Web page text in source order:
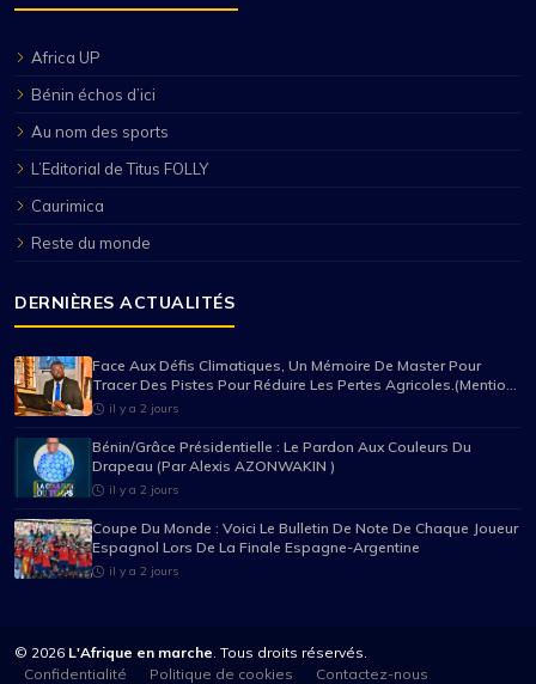
Africa UP
Bénin échos d’ici
Au nom des sports
L’Editorial de Titus FOLLY
Caurimica
Reste du monde
DERNIÈRES ACTUALITÉS
Face Aux Défis Climatiques, Un Mémoire De Master Pour
Tracer Des Pistes Pour Réduire Les Pertes Agricoles.(Mention
Très Bien Pour Mario Pancrace Sossou-Houessou)
il y a 2 jours
Bénin/Grâce Présidentielle : Le Pardon Aux Couleurs Du
Drapeau (Par Alexis AZONWAKIN )
il y a 2 jours
Coupe Du Monde : Voici Le Bulletin De Note De Chaque Joueur
Espagnol Lors De La Finale Espagne-Argentine
il y a 2 jours
© 2026 L'Afrique en marche. Tous droits réservés.
Confidentialité
Politique de cookies Contactez-nous